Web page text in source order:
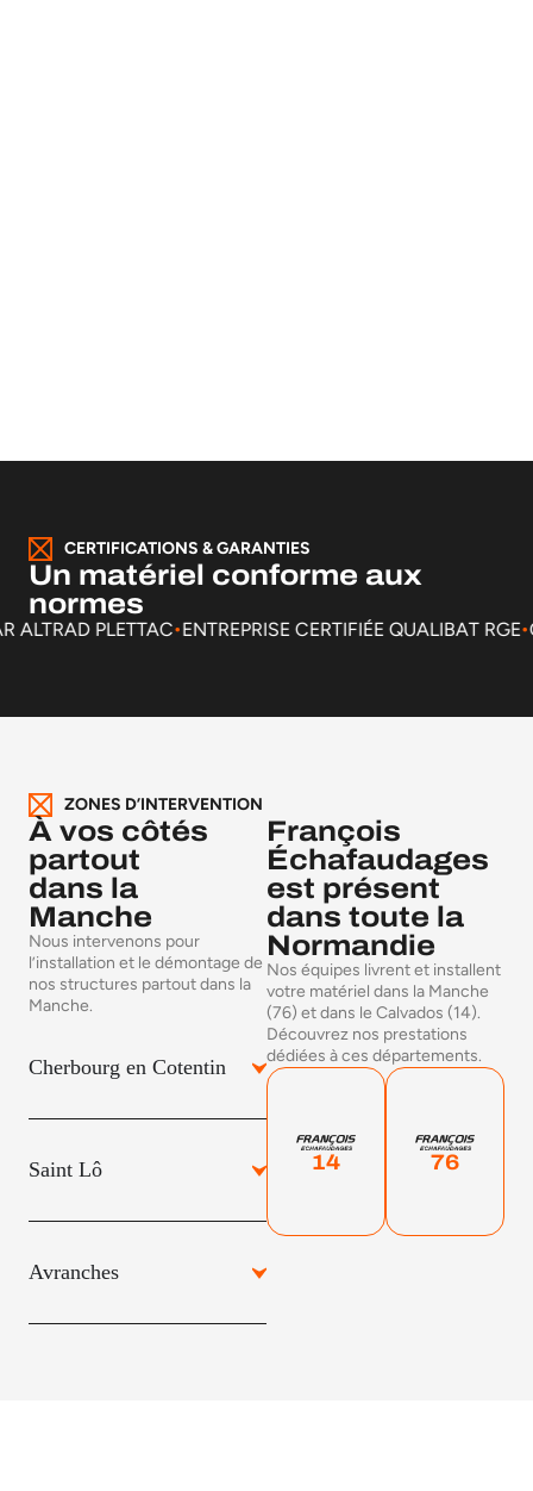
CERTIFICATIONS & GARANTIES
Un matériel conforme aux
normes
ALTRAD PLETTAC.ENTREPRISE CERTIFIÉE QUALIBAT RGE
ZONES D’INTERVENTION
À vos côtés
partout
dans la
Manche
Nous intervenons pour
l’installation et le démontage de
nos structures partout dans la
Manche.
Cherbourg en Cotentin
Saint Lô
Avranches
François
Échafaudages
est présent
dans toute la
Normandie
Nos équipes livrent et installent
votre matériel dans la Manche
(76) et dans le Calvados (14).
Découvrez nos prestations
dédiées à ces départements.
14 76